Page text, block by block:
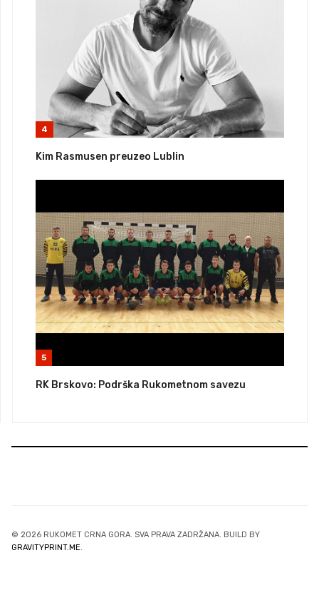
4
Kim Rasmusen preuzeo Lublin
5
RK Brskovo: Podrška Rukometnom savezu
© 2026 RUKOMET CRNA GORA. SVA PRAVA ZADRŽANA. BUILD BY
GRAVITYPRINT.ME.